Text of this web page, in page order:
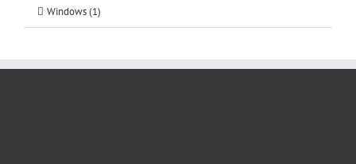
Windows (1)